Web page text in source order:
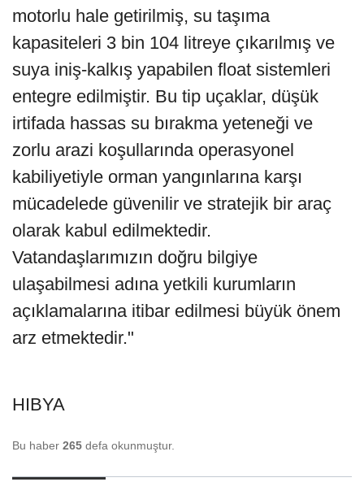
motorlu hale getirilmiş, su taşıma
kapasiteleri 3 bin 104 litreye çıkarılmış ve
suya iniş-kalkış yapabilen float sistemleri
entegre edilmiştir. Bu tip uçaklar, düşük
irtifada hassas su bırakma yeteneği ve
zorlu arazi koşullarında operasyonel
kabiliyetiyle orman yangınlarına karşı
mücadelede güvenilir ve stratejik bir araç
olarak kabul edilmektedir.
Vatandaşlarımızın doğru bilgiye
ulaşabilmesi adına yetkili kurumların
açıklamalarına itibar edilmesi büyük önem
arz etmektedir."
HIBYA
Bu haber 265 defa okunmuştur.